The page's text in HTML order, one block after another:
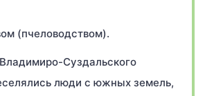
(пчеловодством).
Суздальского
люди с южных земель,